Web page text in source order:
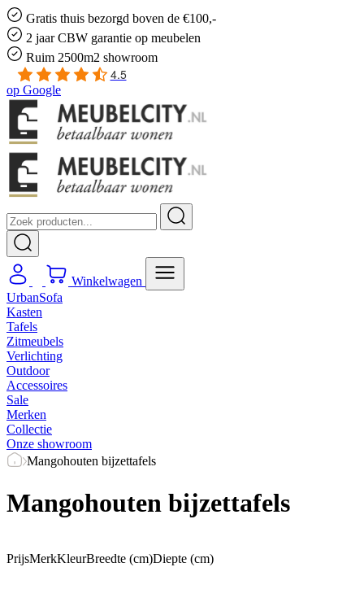
Gratis thuis bezorgd boven de €100,-
2 jaar CBW garantie op meubelen
Ruim 2500m2 showroom
4.5
op Google
Winkelwagen
UrbanSofa
Kasten
Tafels
Zitmeubels
Verlichting
Outdoor
Accessoires
Sale
Merken
Collectie
Onze showroom
Mangohouten bijzettafels
Mangohouten bijzettafels
PrijsMerkKleurBreedte (cm)Diepte (cm)